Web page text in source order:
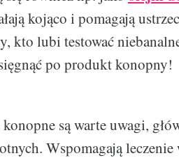
kojąco i pomagają
kto lubi testować
po produkt konopny!
są warte uwagi,
Wspomagają